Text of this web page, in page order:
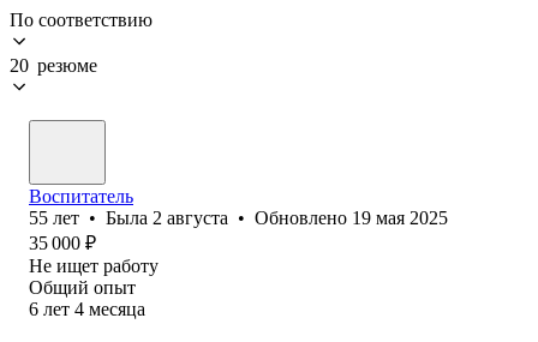
По соответствию
20 резюме
Воспитатель
55 лет • Была 2 августа • Обновлено 19 мая 2025
35 000 ₽
Не ищет работу
Общий опыт
6 лет 4 месяца